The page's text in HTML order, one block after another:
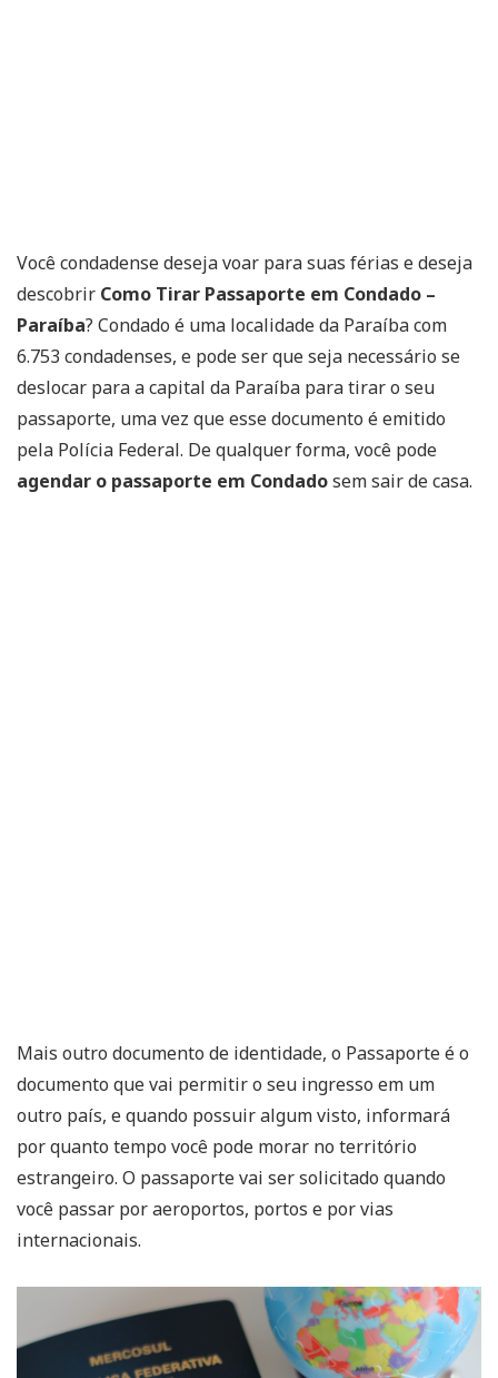
Você condadense deseja voar para suas férias e deseja
descobrir Como Tirar Passaporte em Condado –
Paraíba? Condado é uma localidade da Paraíba com
6.753 condadenses, e pode ser que seja necessário se
deslocar para a capital da Paraíba para tirar o seu
passaporte, uma vez que esse documento é emitido
pela Polícia Federal. De qualquer forma, você pode
agendar o passaporte em Condadosem sair de casa.
Mais outro documento de identidade, o Passaporte é o
documento que vai permitir o seu ingresso em um
outro país, e quando possuir algum visto, informará
por quanto tempo você pode morar no território
estrangeiro. O passaporte vai ser solicitado quando
você passar por aeroportos, portos e por vias
internacionais.